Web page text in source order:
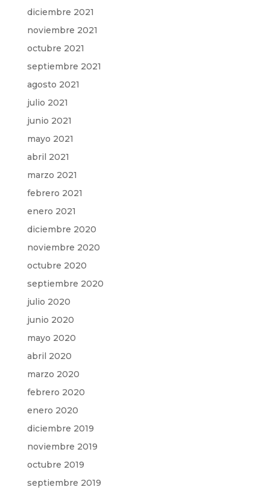
diciembre 2021
noviembre 2021
octubre 2021
septiembre 2021
agosto 2021
julio 2021
junio 2021
mayo 2021
abril 2021
marzo 2021
febrero 2021
enero 2021
diciembre 2020
noviembre 2020
octubre 2020
septiembre 2020
julio 2020
junio 2020
mayo 2020
abril 2020
marzo 2020
febrero 2020
enero 2020
diciembre 2019
noviembre 2019
octubre 2019
septiembre 2019